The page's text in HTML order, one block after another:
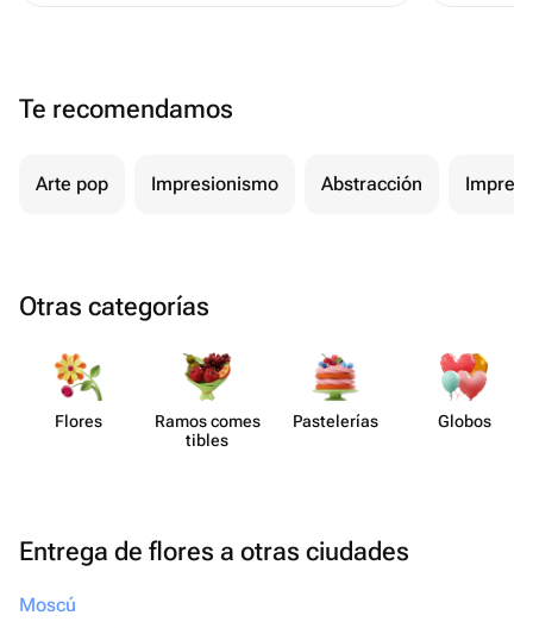
Te recomendamos
Arte pop Impresionismo Abstracción
Otras categorías
Flores
Ramos comes​
tibles
Paste​lerías Globos
Entrega de flores a otras ciudades
Moscú